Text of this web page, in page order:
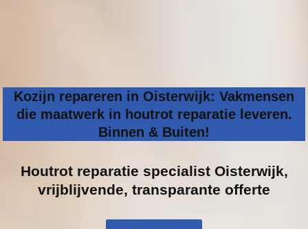
Kozijn repareren in Oisterwijk: Vakmensen
die maatwerk in houtrot reparatie leveren.
Binnen & Buiten!
Houtrot reparatie specialistOisterwijk,
vrijblijvende, transparante offerte